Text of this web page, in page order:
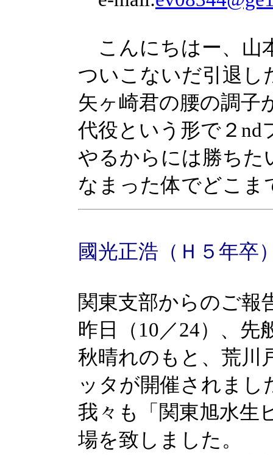
こんにちはー、山
ついこないだ引退し
矢ヶ崎君の腰の調子
代役という形で２
やるからには勝ちた
なまった体でどこま
國光正浩（Ｈ５年卒
関東支部からのご報
昨日（10／24）、
秋晴れのもと、荒川
ッタが開催されまし
我々も「関東旭水生
場を致しました。